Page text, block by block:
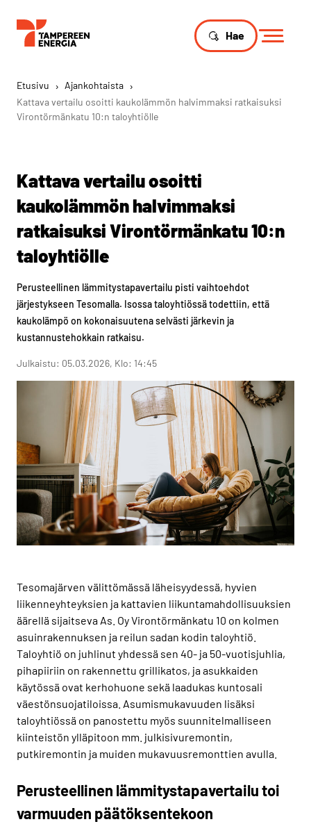
Hae
Etusivu › Ajankohtaista ›
Kattava vertailu osoitti kaukolämmön halvimmaksi ratkaisuksi
Virontörmänkatu 10:n taloyhtiölle
Kattava vertailu osoitti
kaukolämmön halvimmaksi
ratkaisuksi Virontörmänkatu 10:n
taloyhtiölle
Perusteellinen lämmitystapavertailu pisti vaihtoehdot
järjestykseen Tesomalla. Isossa taloyhtiössä todettiin, että
kaukolämpö on kokonaisuutena selvästi järkevin ja
kustannustehokkain ratkaisu.
Julkaistu: 05.03.2026, Klo: 14:45
Tesomajärven välittömässä läheisyydessä, hyvien
liikenneyhteyksien ja kattavien liikuntamahdollisuuksien
äärellä sijaitseva As. Oy Virontörmänkatu 10 on kolmen
asuinrakennuksen ja reilun sadan kodin taloyhtiö.
Taloyhtiö on juhlinut yhdessä sen 40- ja 50-vuotisjuhlia,
pihapiiriin on rakennettu grillikatos, ja asukkaiden
käytössä ovat kerhohuone sekä laadukas kuntosali
väestönsuojatiloissa. Asumismukavuuden lisäksi
taloyhtiössä on panostettu myös suunnitelmalliseen
kiinteistön ylläpitoon mm. julkisivuremontin,
putkiremontin ja muiden mukavuusremonttien avulla.
Perusteellinen lämmitystapavertailu toi
varmuuden päätöksentekoon